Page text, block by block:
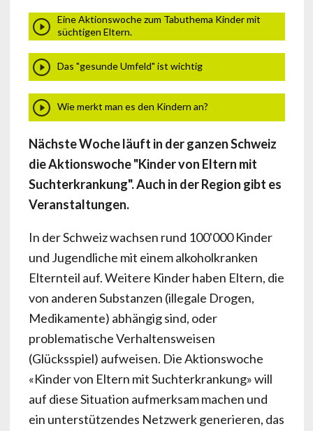
Eine Aktionswoche zum Tabuthema Kinder mit
süchtigen Eltern.
Das "gesunde Umfeld" ist wichtig
Wie merkt man es den Kindern an?
Nächste Woche läuft in der ganzen Schweiz
die Aktionswoche "Kinder von Eltern mit
Suchterkrankung". Auch in der Region gibt es
Veranstaltungen.
In der Schweiz wachsen rund 100'000 Kinder
und Jugendliche mit einem alkoholkranken
Elternteil auf. Weitere Kinder haben Eltern, die
von anderen Substanzen (illegale Drogen,
Medikamente) abhängig sind, oder
problematische Verhaltensweisen
(Glücksspiel) aufweisen. Die Aktionswoche
«Kinder von Eltern mit Suchterkrankung» will
auf diese Situation aufmerksam machen und
ein unterstützendes Netzwerk generieren, das